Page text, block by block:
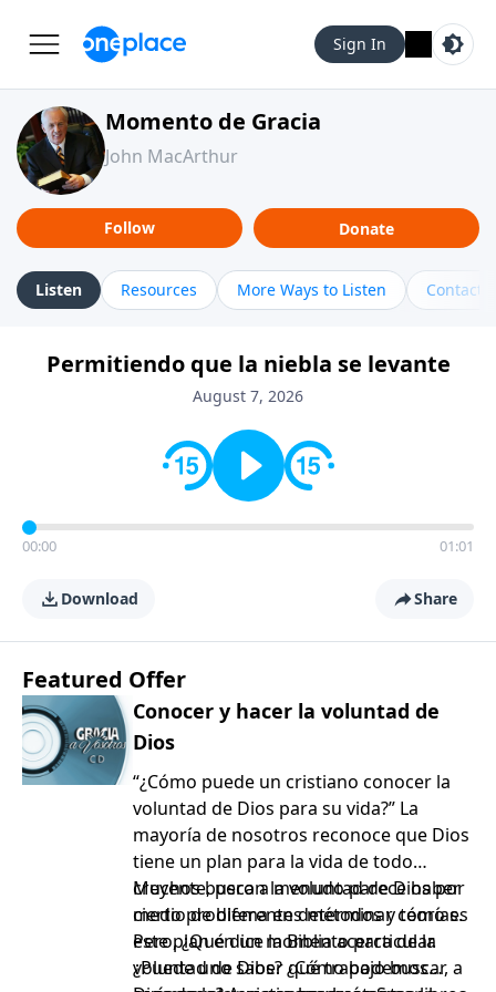
Sign In
Momento de Gracia
John MacArthur
Follow Donate
Listen Resources More Ways to Listen Contact
Permitiendo que la niebla se levante
August 7, 2026
00:00 01:01
Download Share
Featured Offer
Conocer y hacer la voluntad de
Dios
“¿Cómo puede un cristiano conocer la
voluntad de Dios para su vida?” La
mayoría de nosotros reconoce que Dios
tiene un plan para la vida de todo
creyente, pero a menudo parece haber
cierto problema en determinar cómo es
este plan en un momento particular.
¿Puede uno saber qué trabajo buscar, a
Muchos buscan la voluntad de Dios por
medio de diferentes métodos y teorías.
Pero, ¿Qué dice la Biblia acerca de la
voluntad de Dios? ¿Cómo podemos